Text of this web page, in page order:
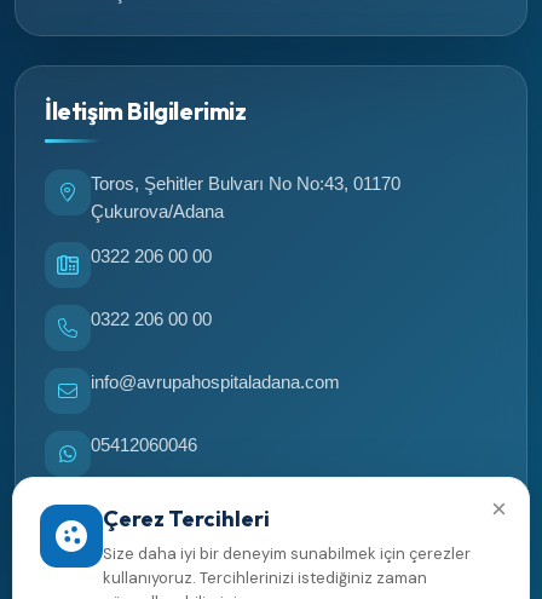
İletişim Bilgilerimiz
Toros, Şehitler Bulvarı No No:43, 01170
Çukurova/Adana
0322 206 00 00
0322 206 00 00
info@avrupahospitaladana.com
05412060046
05412060046
Yol tarifi al
×
Çerez Tercihleri
Size daha iyi bir deneyim sunabilmek için çerezler
kullanıyoruz. Tercihlerinizi istediğiniz zaman